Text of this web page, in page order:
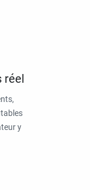
réel
y